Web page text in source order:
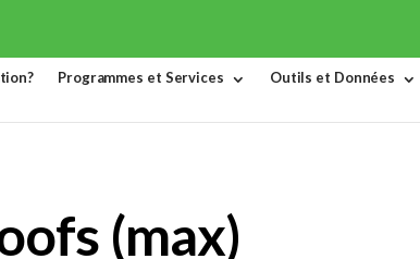
Programmes et Services Outils et Données
(max)